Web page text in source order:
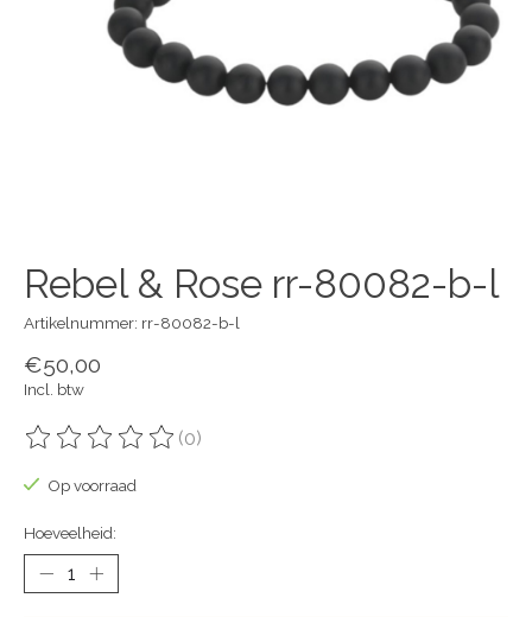
Rebel & Rose rr-80082-b-l
Artikelnummer: rr-80082-b-l
€50,00
Incl. btw
De beoordeling van dit product is
(0)
Op voorraad
Hoeveelheid: